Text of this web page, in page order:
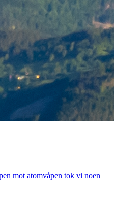
mot atomvåpen tok vi noen